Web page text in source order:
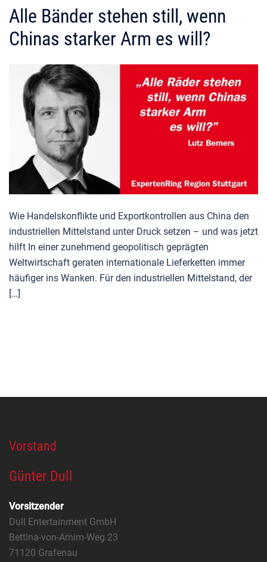
Alle Bänder stehen still, wenn
Chinas starker Arm es will?
Wie Handelskonflikte und Exportkontrollen aus China den
industriellen Mittelstand unter Druck setzen – und was jetzt
hilft In einer zunehmend geopolitisch geprägten
Weltwirtschaft geraten internationale Lieferketten immer
häufiger ins Wanken. Für den industriellen Mittelstand, der
[…]
Vorstand
Günter Dull
Vorsitzender
Dull Entertainment GmbH
Bettina-von-Arnim-Weg 23
71120 Grafenau